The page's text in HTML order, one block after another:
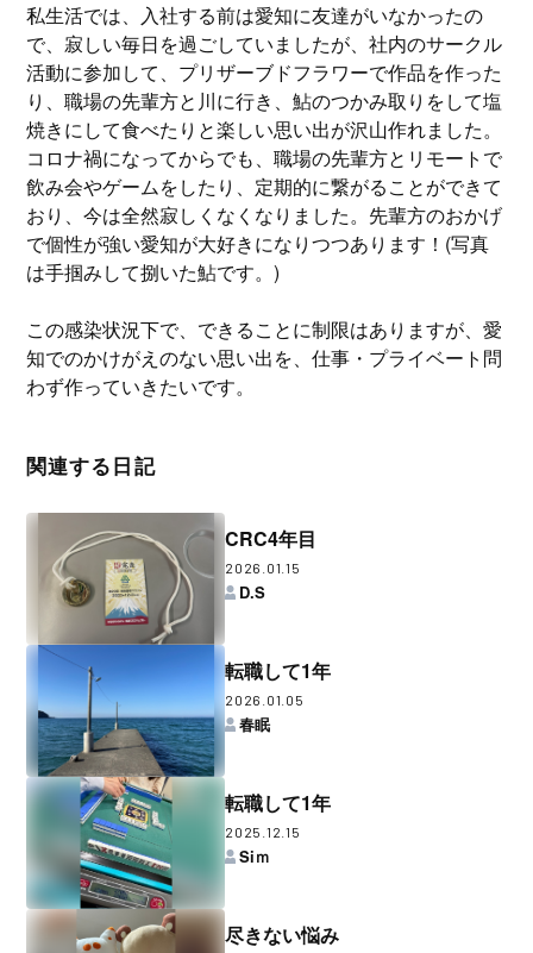
私生活では、入社する前は愛知に友達がいなかったの
で、寂しい毎日を過ごしていましたが、社内のサークル
活動に参加して、プリザーブドフラワーで作品を作った
り、職場の先輩方と川に行き、鮎のつかみ取りをして塩
焼きにして食べたりと楽しい思い出が沢山作れました。
コロナ禍になってからでも、職場の先輩方とリモートで
飲み会やゲームをしたり、定期的に繋がることができて
おり、今は全然寂しくなくなりました。先輩方のおかげ
で個性が強い愛知が大好きになりつつあります！(写真
は手掴みして捌いた鮎です。)
この感染状況下で、できることに制限はありますが、愛
知でのかけがえのない思い出を、仕事・プライベート問
わず作っていきたいです。
関連する日記
CRC4年目
2026.01.15
D.S
転職して1年
2026.01.05
春眠
転職して1年
2025.12.15
Siｍ
尽きない悩み